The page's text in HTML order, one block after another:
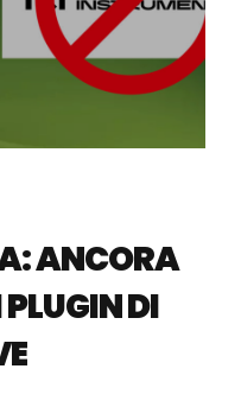
ANCORA
DI